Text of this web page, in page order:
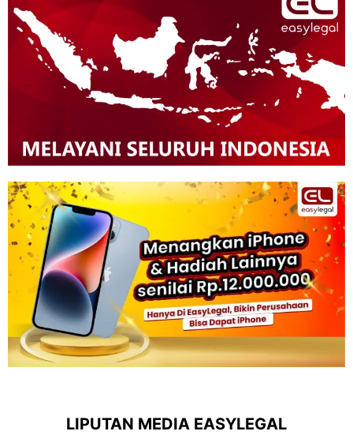
LIPUTAN MEDIA EASYLEGAL